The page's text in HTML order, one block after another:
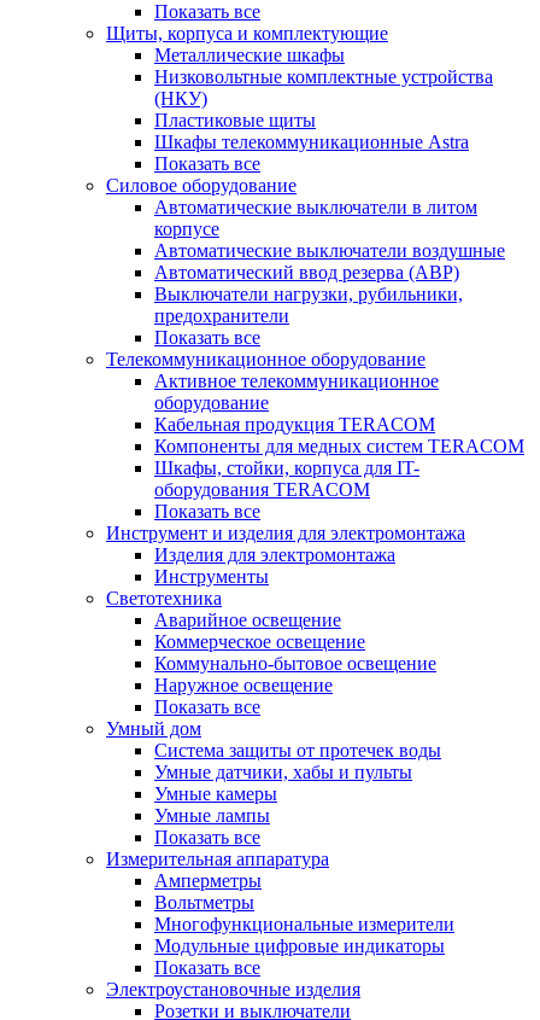
Показать все
Щиты, корпуса и комплектующие
Металлические шкафы
Низковольтные комплектные устройства
(НКУ)
Пластиковые щиты
Шкафы телекоммуникационные Astra
Показать все
Силовое оборудование
Автоматические выключатели в литом
корпусе
Автоматические выключатели воздушные
Автоматический ввод резерва (АВР)
Выключатели нагрузки, рубильники,
предохранители
Показать все
Телекоммуникационное оборудование
Активное телекоммуникационное
оборудование
Кабельная продукция TERACOM
Компоненты для медных систем TERACOM
Шкафы, стойки, корпуса для IT-
оборудования TERACOM
Показать все
Инструмент и изделия для электромонтажа
Изделия для электромонтажа
Инструменты
Светотехника
Аварийное освещение
Коммерческое освещение
Коммунально-бытовое освещение
Наружное освещение
Показать все
Умный дом
Система защиты от протечек воды
Умные датчики, хабы и пульты
Умные камеры
Умные лампы
Показать все
Измерительная аппаратура
Амперметры
Вольтметры
Многофункциональные измерители
Модульные цифровые индикаторы
Показать все
Электроустановочные изделия
Розетки и выключатели